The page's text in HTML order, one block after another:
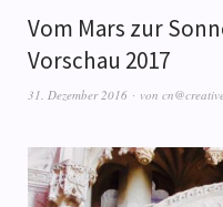
Vom Mars zur
Vorschau 2017
31. Dezember 2016 von